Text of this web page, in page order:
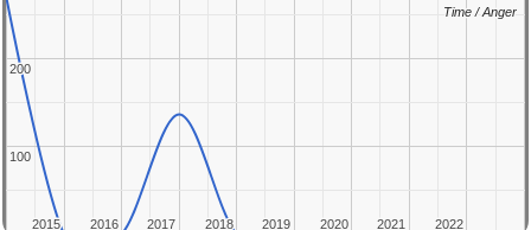
2015
2015 2016
2016 2017
2017 2018
2018 2019
2019 2020
2020 2021
2021 2022
2022
100
100
200
200
Time / Anger
Time / Anger